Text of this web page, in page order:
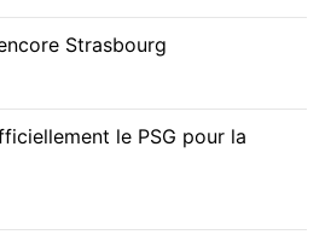
Strasbourg
le PSG pour la